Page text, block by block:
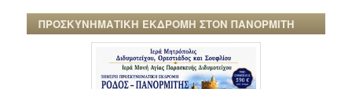
ΠΡΟΣΚΥΝΗΜΑΤΙΚΗ ΕΚΔΡΟΜΗ ΣΤΟΝ ΠΑΝΟΡΜΙΤΗ